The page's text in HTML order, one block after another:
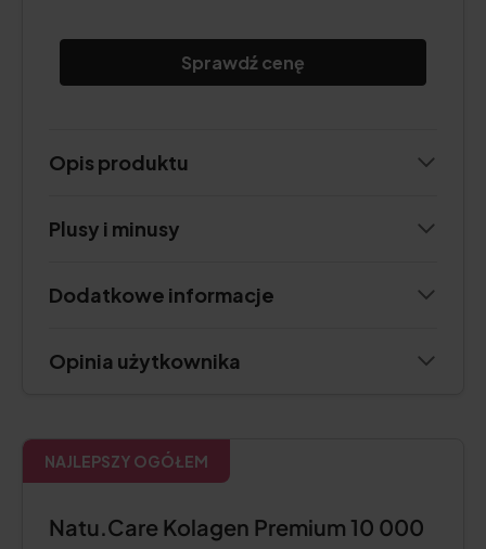
Sprawdź cenę
Opis produktu
Plusy i minusy
Dodatkowe informacje
Opinia użytkownika
NAJLEPSZY OGÓŁEM
Natu.Care Kolagen Premium 10 000